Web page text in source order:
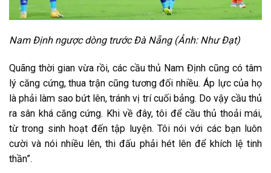
Nam Định ngược dòng trước Đà Nẵng (Ảnh: Như Đạt)
Quãng thời gian vừa rồi, các cầu thủ Nam Định cũng có tâm
lý căng cứng, thua trận cũng tương đối nhiều. Áp lực của họ
là phải làm sao bứt lên, tránh vị trí cuối bảng. Do vậy cầu thủ
ra sân khá căng cứng. Khi về đây, tôi để cầu thủ thoải mái,
từ trong sinh hoạt đến tập luyện. Tôi nói với các bạn luôn
cười và nói nhiều lên, thi đấu phải hét lên để khích lệ tinh
thần”.